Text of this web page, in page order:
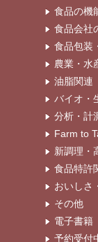
食品の機
食品会社
食品包装
農業・水
油脂関連
バイオ・
分析・計
Farm to
新調理・
食品特許
おいしさ
その他
電子書籍
予約受付